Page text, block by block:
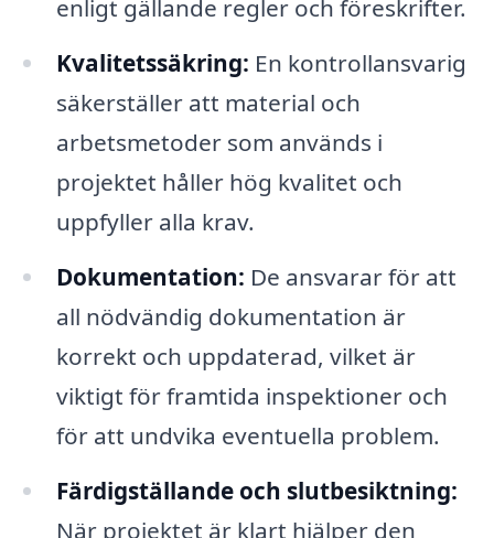
enligt gällande regler och föreskrifter.
Kvalitetssäkring: En kontrollansvarig
säkerställer att material och
arbetsmetoder som används i
projektet håller hög kvalitet och
uppfyller alla krav.
Dokumentation: De ansvarar för att
all nödvändig dokumentation är
korrekt och uppdaterad, vilket är
viktigt för framtida inspektioner och
för att undvika eventuella problem.
Färdigställande och slutbesiktning:
När projektet är klart hjälper den